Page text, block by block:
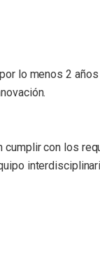
lo menos 2
cumplir con los